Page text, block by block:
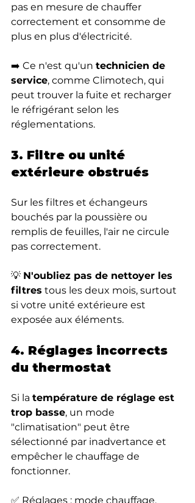
pas en mesure de chauffer
correctement et consomme de
plus en plus d'électricité.
➡️ Ce n'est qu'un technicien de
service, comme Climotech, qui
peut trouver la fuite et recharger
le réfrigérant selon les
réglementations.
3. Filtre ou unité
extérieure obstrués
Sur les filtres et échangeurs
bouchés par la poussière ou
remplis de feuilles, l'air ne circule
pas correctement.
💡 N'oubliez pas de nettoyer les
filtres tous les deux mois, surtout
si votre unité extérieure est
exposée aux éléments.
4. Réglages incorrects
du thermostat
Si la température de réglage est
trop basse, un mode
"climatisation" peut être
sélectionné par inadvertance et
empêcher le chauffage de
fonctionner.
✅ Réglages : mode chauffage,